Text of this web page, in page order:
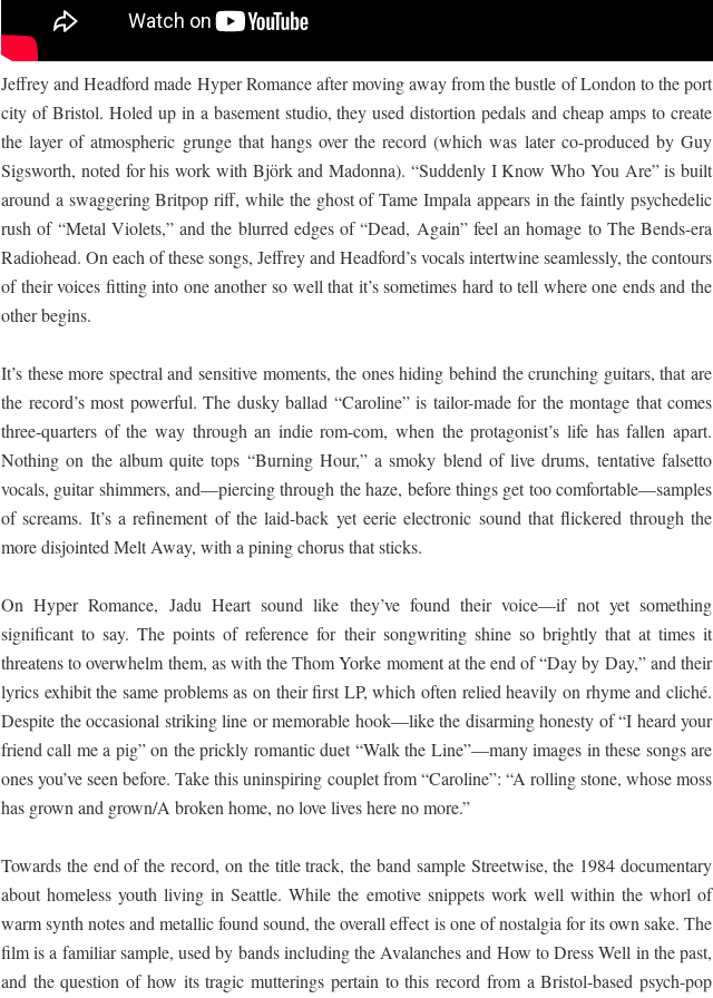
Jeffrey and Headford made Hyper Romance after moving away from the bustle of London to the port
city of Bristol. Holed up in a basement studio, they used distortion pedals and cheap amps to create
the layer of atmospheric grunge that hangs over the record (which was later co-produced by Guy
Sigsworth, noted for his work with Björk and Madonna). “Suddenly I Know Who You Are” is built
around a swaggering Britpop riff, while the ghost of Tame Impala appears in the faintly psychedelic
rush of “Metal Violets,” and the blurred edges of “Dead, Again” feel an homage to The Bends-era
Radiohead. On each of these songs, Jeffrey and Headford’s vocals intertwine seamlessly, the contours
of their voices fitting into one another so well that it’s sometimes hard to tell where one ends and the
other begins.
It’s these more spectral and sensitive moments, the ones hiding behind the crunching guitars, that are
the record’s most powerful. The dusky ballad “Caroline” is tailor-made for the montage that comes
three-quarters of the way through an indie rom-com, when the protagonist’s life has fallen apart.
Nothing on the album quite tops “Burning Hour,” a smoky blend of live drums, tentative falsetto
vocals, guitar shimmers, and—piercing through the haze, before things get too comfortable—samples
of screams. It’s a refinement of the laid-back yet eerie electronic sound that flickered through the
more disjointed Melt Away, with a pining chorus that sticks.
On Hyper Romance, Jadu Heart sound like they’ve found their voice—if not yet something
significant to say. The points of reference for their songwriting shine so brightly that at times it
threatens to overwhelm them, as with the Thom Yorke moment at the end of “Day by Day,” and their
lyrics exhibit the same problems as on their first LP, which often relied heavily on rhyme and cliché.
Despite the occasional striking line or memorable hook—like the disarming honesty of “I heard your
friend call me a pig” on the prickly romantic duet “Walk the Line”—many images in these songs are
ones you’ve seen before. Take this uninspiring couplet from “Caroline”: “A rolling stone, whose moss
has grown and grown/A broken home, no love lives here no more.”
Towards the end of the record, on the title track, the band sample Streetwise, the 1984 documentary
about homeless youth living in Seattle. While the emotive snippets work well within the whorl of
warm synth notes and metallic found sound, the overall effect is one of nostalgia for its own sake. The
film is a familiar sample, used by bands including the Avalanches and How to Dress Well in the past,
and the question of how its tragic mutterings pertain to this record from a Bristol-based psych-pop